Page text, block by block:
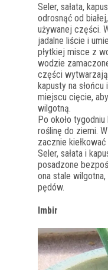
Seler, sałata,
odrosnąć od
używanej części.
jadalne liście i
płytkiej misce z
wodzie
części
kapusty na
miejscu cięcie,
wilgotną.
Po około
roślinę do ziemi.
zacznie
Seler, sałata i
posadzone
ona stale
pędów.
Imbir